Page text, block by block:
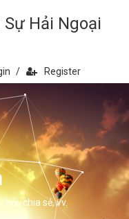
Hải Ngoại
/ Register
chia sẻ, vv.